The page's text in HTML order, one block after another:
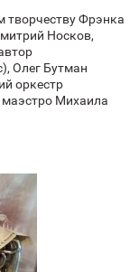
Фрэнка
Носков,
Олег Бутман
оркестр
Михаила